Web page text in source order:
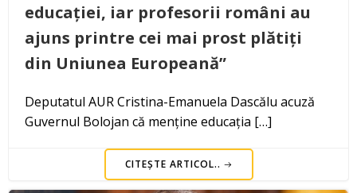
educației, iar profesorii români au
ajuns printre cei mai prost plătiți
din Uniunea Europeană”
Deputatul AUR Cristina-Emanuela Dascălu acuză
Guvernul Bolojan că menține educația […]
CITEȘTE ARTICOL..